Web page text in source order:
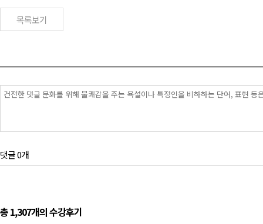
목록보기
댓글 0개
총 1,307개의 수강후기